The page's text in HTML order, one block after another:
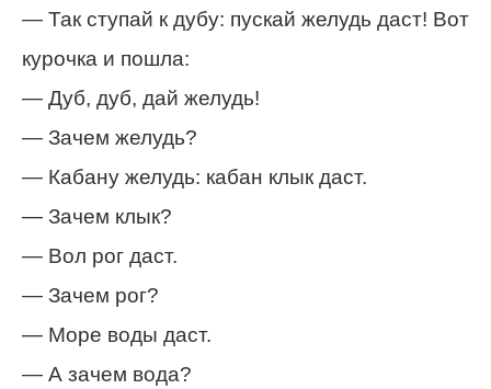
— Так ступай к дубу: пускай желудь даст! Вот
курочка и пошла:
— Дуб, дуб, дай желудь!
— Зачем желудь?
— Кабану желудь: кабан клык даст.
— Зачем клык?
— Вол рог даст.
— Зачем рог?
— Море воды даст.
— А зачем вода?